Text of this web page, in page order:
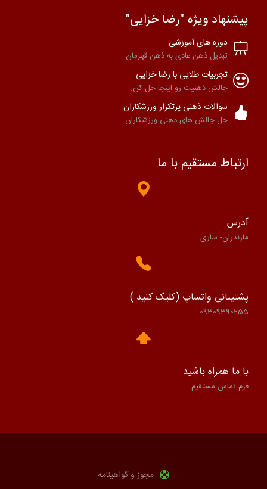
پیشنهاد ویژه "رضا خزایی"
دوره های آموزشی
تبدیل ذهن عادی به ذهن قهرمان
تجربیات طلایی با رضا خزایی
چالش ذهنیت رو اینجا حل کن.
سوالات ذهنی پرتکرار ورزشکاران
حل چالش های ذهنی ورزشکاران
ارتباط مستقیم با ما
آدرس
مازندران- ساری
پشتیبانی واتساپ (کلیک کنید.)
09309390255
با ما همراه باشید
فرم تماس مستقیم
مجوز و گواهینامه